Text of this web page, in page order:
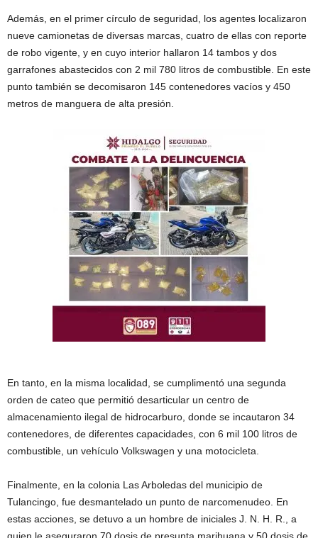
Además, en el primer círculo de seguridad, los agentes localizaron
nueve camionetas de diversas marcas, cuatro de ellas con reporte
de robo vigente, y en cuyo interior hallaron 14 tambos y dos
garrafones abastecidos con 2 mil 780 litros de combustible. En este
punto también se decomisaron 145 contenedores vacíos y 450
metros de manguera de alta presión.
En tanto, en la misma localidad, se cumplimentó una segunda
orden de cateo que permitió desarticular un centro de
almacenamiento ilegal de hidrocarburo, donde se incautaron 34
contenedores, de diferentes capacidades, con 6 mil 100 litros de
combustible, un vehículo Volkswagen y una motocicleta.
Finalmente, en la colonia Las Arboledas del municipio de
Tulancingo, fue desmantelado un punto de narcomenudeo. En
estas acciones, se detuvo a un hombre de iniciales J. N. H. R., a